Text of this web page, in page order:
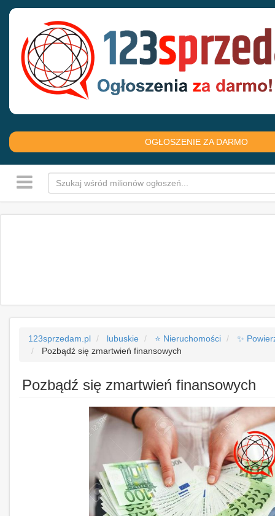
OGŁOSZENIE ZA DARMO
123sprzedam.pl lubuskie ⭐ Nieruchomości
✨
Pozbądź się zmartwień finansowych
Pozbądź się zmartwień finansowych